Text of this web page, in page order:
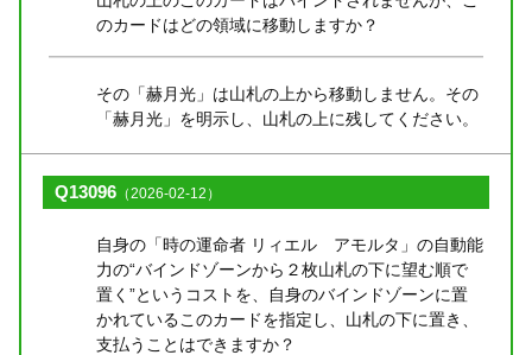
のカードはどの領域に移動しますか？
その「赫月光」は山札の上から移動しません。その
「赫月光」を明示し、山札の上に残してください。
Q13096 （2026-02-12）
自身の「時の運命者 リィエル゠アモルタ」の自動能
力の“バインドゾーンから２枚山札の下に望む順で
置く”というコストを、自身のバインドゾーンに置
かれているこのカードを指定し、山札の下に置き、
支払うことはできますか？